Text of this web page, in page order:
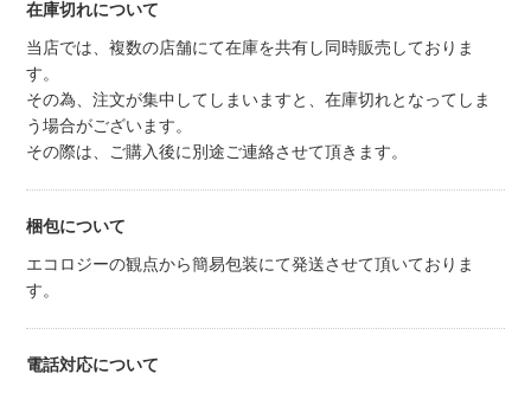
在庫切れについて
当店では、複数の店舗にて在庫を共有し同時販売しておりま
す。
その為、注文が集中してしまいますと、在庫切れとなってしま
う場合がございます。
その際は、ご購入後に別途ご連絡させて頂きます。
梱包について
エコロジーの観点から簡易包装にて発送させて頂いておりま
す。
電話対応について